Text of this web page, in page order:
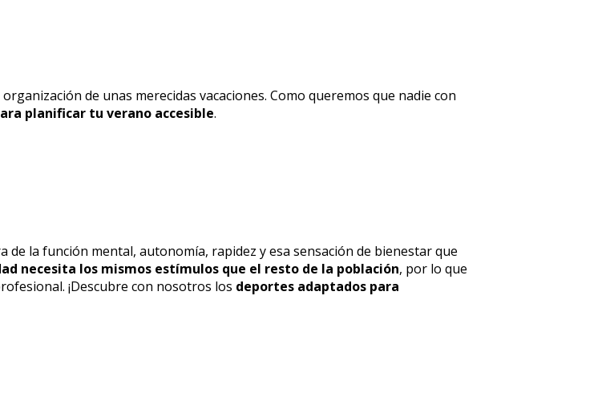
de unas merecidas vacaciones. Como queremos que nadie con
planificar tu verano accesible.
la función mental, autonomía, rapidez y esa sensación de bienestar que
necesita los mismos estímulos que el resto de la población, por lo que
¡Descubre con nosotros los deportes adaptados para